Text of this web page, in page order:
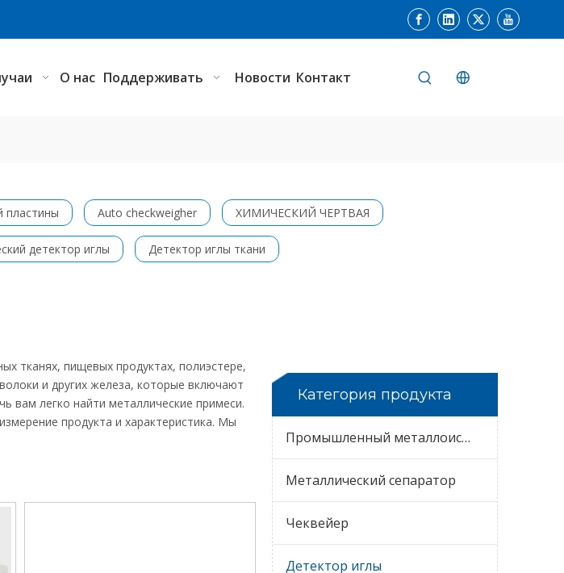
О нас Поддерживать Новости Контакт
пластины Auto checkweigher ХИМИЧЕСКИЙ ЧЕРТВАЯ
детектор иглы Детектор иглы ткани
тканях, пищевых продуктах, полиэстере,
и других железа, которые включают
вам легко найти металлические примеси.
продукта и характеристика. Мы
Категория продукта
Промышленный металлоискатель
Металлический сепаратор
Чеквейер
Детектор иглы